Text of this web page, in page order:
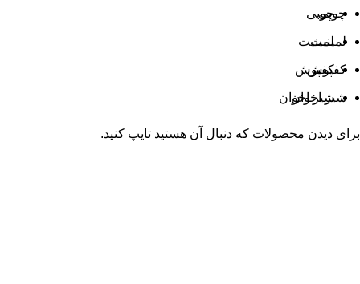
چوبی
لمینیت
کفپوش
شیر اخوان
برای دیدن محصولات که دنبال آن هستید تایپ کنید.
چوبی
لمینیت
کفپوش
شیر اخوان